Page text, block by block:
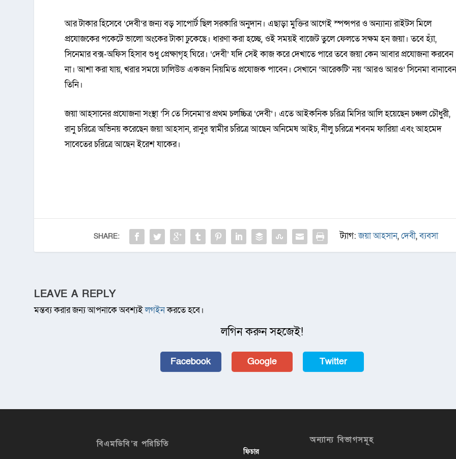
আর টাকার হিসেবে ‌‘দেবী’র জন্য বড় সাপোর্ট ছিল সরকারি অনুদান। এছাড়া মুক্তির আগেই স্পন্সপর ও অন্যান্য রাইটস মিলে
প্রযোজকের পকেটে ভালো অংকের টাকা ঢুকেছে। ধারণা করা হচ্ছে, ওই সময়ই বাজেট তুলে ফেলতে সক্ষম হন জয়া। তবে হ্যাঁ,
সিনেমার বক্স-অফিস হিসাব শুধু প্রেক্ষাগৃহ ঘিরে। ‘দেবী’ যদি সেই কাজ করে দেখাতে পারে তবে জয়া কেন আবার প্রযোজনা করবেন
না। আশা করা যায়, খরার সময়ে ঢালিউড একজন নিয়মিত প্রযোজক পাবেন। সেখানে ‘আরেকটি’ নয় ‘আরও আরও’ সিনেমা
তিনি।
জয়া আহসানের প্রযোজনা সংস্থা ‘সি তে সিনেমা’র প্রথম চলচ্চিত্র ‘দেবী’। এতে আইকনিক চরিত্র মিসির আলি হয়েছেন চঞ্চল চৌধুরী,
রানু চরিত্রে অভিনয় করেছেন জয়া আহসান, রানুর স্বামীর চরিত্রে আছেন অনিমেষ আইচ, নীলু চরিত্রে শবনম ফারিয়া এবং আহমেদ
সাবেতের চরিত্রে আছেন ইরেশ যাকের।
SHARE: ট্যাগ:জয়া আহসান,দেবী,ব্যবসা
LEAVE A REPLY
মন্তব্য করার জন্য আপনাকে অবশ্যইলগইনকরতে হবে।
লগিন করুন সহজেই!
Facebook Google Twitter
বিএমডিবি’র পরিচিতি অন্যান্য বিভাগসমূহ
ফিচার